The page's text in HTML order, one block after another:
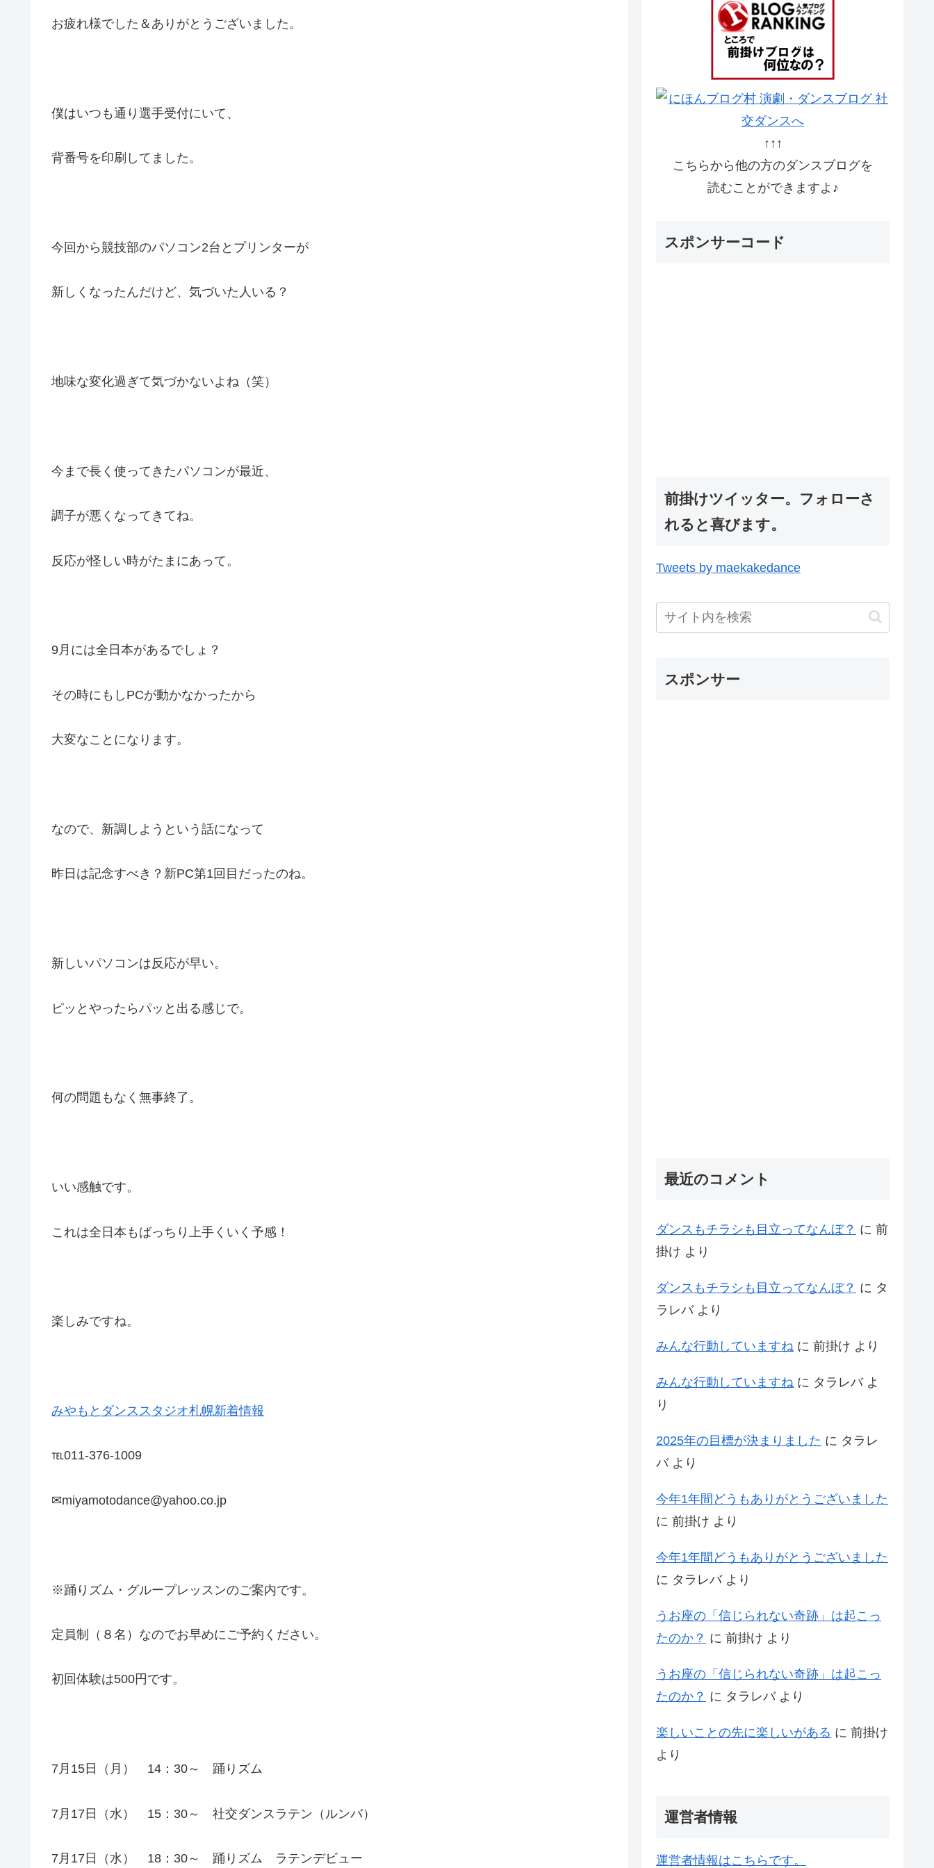
お疲れ様でした＆ありがとうございました。
僕はいつも通り選手受付にいて、
背番号を印刷してました。
今回から競技部のパソコン2台とプリンターが
新しくなったんだけど、気づいた人いる？
地味な変化過ぎて気づかないよね（笑）
今まで長く使ってきたパソコンが最近、
調子が悪くなってきてね。
反応が怪しい時がたまにあって。
9月には全日本があるでしょ？
その時にもしPCが動かなかったから
大変なことになります。
なので、新調しようという話になって
昨日は記念すべき？新PC第1回目だったのね。
新しいパソコンは反応が早い。
ピッとやったらパッと出る感じで。
何の問題もなく無事終了。
いい感触です。
これは全日本もばっちり上手くいく予感！
楽しみですね。
みやもとダンススタジオ札幌新着情報
℡011-376-1009
✉miyamotodance@yahoo.co.jp
※踊りズム・グループレッスンのご案内です。
定員制（８名）なのでお早めにご予約ください。
初回体験は500円です。
7月15日（月） 14：30～ 踊りズム
7月17日（水） 15：30～ 社交ダンスラテン（ルンバ）
7月17日（水） 18：30～ 踊りズム ラテンデビュー
↑↑↑
こちらから他の方のダンスブログを
読むことができますよ♪
スポンサーコード
前掛けツイッター。フォローさ
れると喜びます。
Tweets by maekakedance
スポンサー
最近のコメント
ダンスもチラシも目立ってなんぼ？ に 前
掛け より
ダンスもチラシも目立ってなんぼ？ に タ
ラレバより
みんな行動していますね に 前掛け より
みんな行動していますね に タラレバよ
り
2025年の目標が決まりました に タラレ
バより
今年1年間どうもありがとうございました
に 前掛け より
今年1年間どうもありがとうございました
に タラレバより
うお座の「信じられない奇跡」は起こっ
たのか？ に 前掛け より
うお座の「信じられない奇跡」は起こっ
たのか？ に タラレバより
楽しいことの先に楽しいがある に 前掛け
より
運営者情報
運営者情報はこちらです。